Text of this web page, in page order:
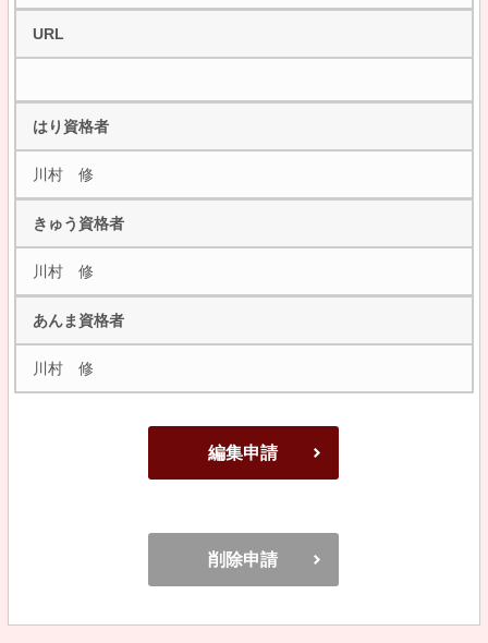
URL
はり資格者
川村 修
きゅう資格者
川村 修
あんま資格者
川村 修
編集申請
削除申請